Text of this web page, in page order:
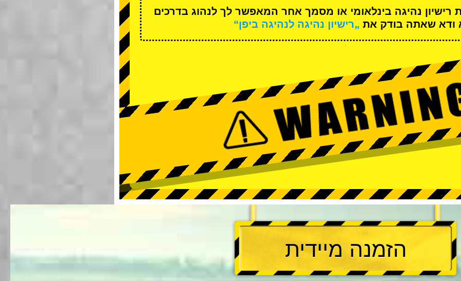
רישיון נהיגה בינלאומי או מסמך אחר המאפשר לך לנהוג בדרכים
ודא שאתה בודק את „רישיון נהיגה לנהיגה ביפן“
הזמנה מיידית